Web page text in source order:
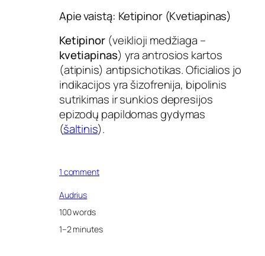
Apie vaistą: Ketipinor (Kvetiapinas)
Ketipinor (veiklioji medžiaga –
kvetiapinas) yra antrosios kartos
(atipinis) antipsichotikas. Oficialios jo
indikacijos yra šizofrenija, bipolinis
sutrikimas ir sunkios depresijos
epizodų papildomas gydymas
(šaltinis).
1 commento
i
Audrius
100 words
1–2 minutes